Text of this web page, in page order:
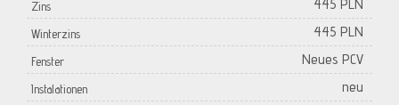
Zins 445 PLN
Winterzins 445 PLN
Fenster Neues PCV
Instalationen neu